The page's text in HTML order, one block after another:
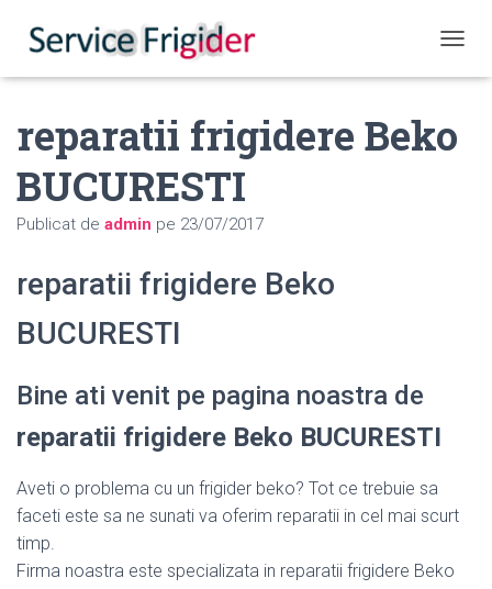
reparatii frigidere Beko
BUCURESTI
Publicat de admin pe 23/07/2017
reparatii frigidere Beko
BUCURESTI
Bine ati venit pe pagina noastra de
reparatii frigidere Beko BUCURESTI
Aveti o problema cu un frigider beko? Tot ce trebuie sa
faceti este sa ne sunati va oferim reparatii in cel mai scurt
timp.
Firma noastra este specializata in reparatii frigidere Beko